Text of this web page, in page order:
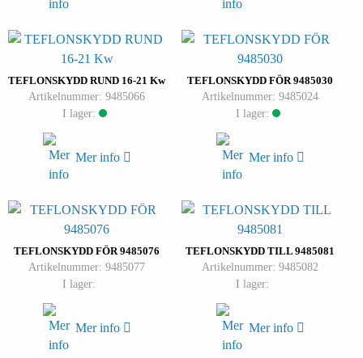
TEFLONSKYDD RUND 16-21 Kw
Artikelnummer: 9485066
I lager:
Mer info
TEFLONSKYDD FÖR 9485030
Artikelnummer: 9485024
I lager:
Mer info
TEFLONSKYDD FÖR 9485076
Artikelnummer: 9485077
I lager:
Mer info
TEFLONSKYDD TILL 9485081
Artikelnummer: 9485082
I lager:
Mer info